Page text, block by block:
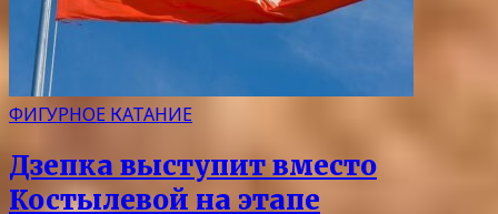
ФИГУРНОЕ КАТАНИЕ
Дзепка выступит вместо
Костылевой на этапе